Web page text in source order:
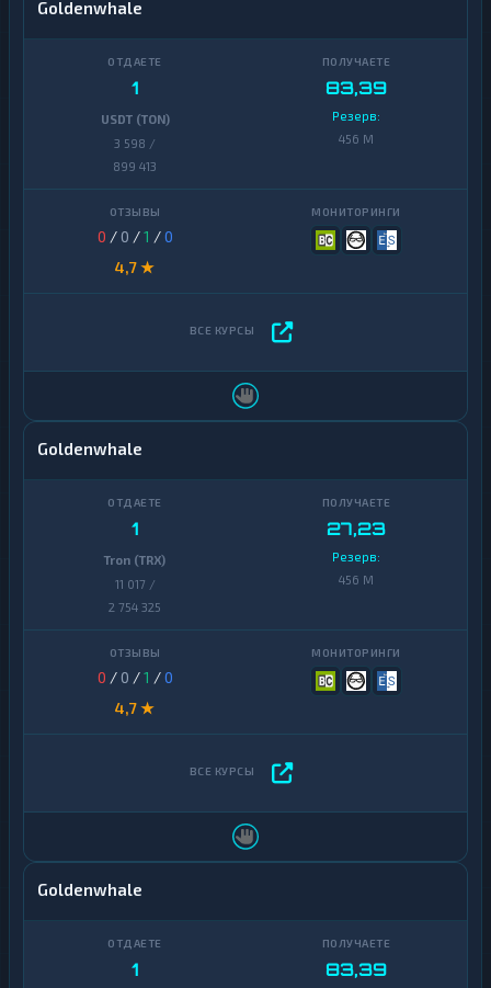
Goldenwhale
1
USDT (TON)
3 598 /
899 413
83,39
Резерв:
456 M
0 / 0 /1 /0
4,7 ★
Goldenwhale
1
Tron (TRX)
11 017 /
2 754 325
27,23
Резерв:
456 M
0 / 0 /1 /0
4,7 ★
Goldenwhale
1 83,39